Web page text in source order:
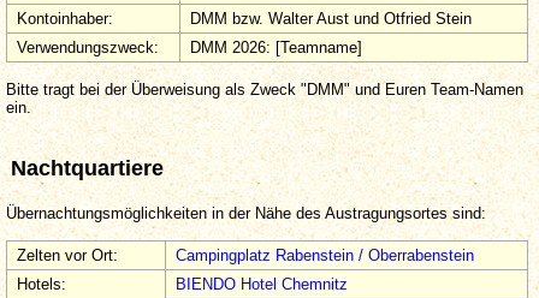
Kontoinhaber:
DMM bzw. Walter Aust und Otfried Stein
Verwendungszweck:
DMM 2026: [Teamname]
Bitte tragt bei der Überweisung als Zweck "DMM" und Euren Team-Namen
ein.
Nachtquartiere
Übernachtungsmöglichkeiten in der Nähe des Austragungsortes sind:
Zelten vor Ort:
Campingplatz Rabenstein / Oberrabenstein
Hotels:
BIENDO Hotel Chemnitz